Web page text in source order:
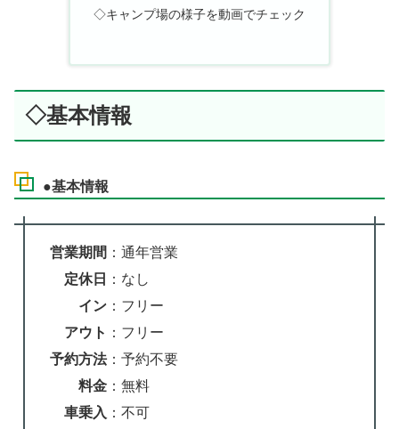
◇キャンプ場の様子を動画でチェック
◇基本情報
●基本情報
営業期間 ：通年営業
定休日
：なし
イン ：フリー
アウト ：フリー
予約方法：予約不要
料金 ：無料
車乗入 ：不可